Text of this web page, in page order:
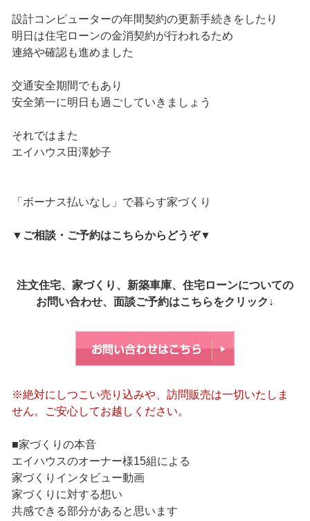
設計コンピューターの年間契約の更新手続きをしたり
明日は住宅ローンの金消契約が行われるため
連絡や確認も進めました
交通安全期間でもあり
安全第一に明日も過ごしていきましょう
それではまた
エイハウス田澤妙子
「ボーナス払いなし」で暮らす家づくり
▼ ご相談・ご予約はこちらからどうぞ▼
注文住宅、家づくり、新築車庫、住宅ローンについての
お問い合わせ、面談ご予約はこちらをクリック↓
※絶対にしつこい売り込みや、訪問販売は一切いたしま
せん。ご安心してお越しください。
■家づくりの本音
エイハウスのオーナー様15組による
家づくりインタビュー動画
家づくりに対する想い
共感できる部分があると思います